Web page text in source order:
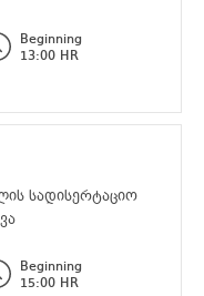
Beginning
13:00 HR
სადისერტაციო
Beginning
15:00 HR